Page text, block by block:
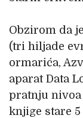
Obzirom da je
(tri hiljade
ormarića,
aparat Data
pratnju
knjige stare